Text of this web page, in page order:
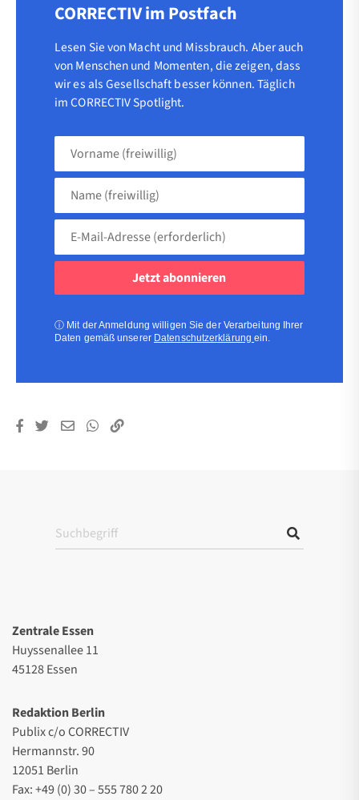
CORRECTIV im Postfach
Lesen Sie von Macht und Missbrauch. Aber auch
von Menschen und Momenten, die zeigen, dass
wir es als Gesellschaft besser können. Täglich
im CORRECTIV Spotlight.
Vorname
Name
(freiwillig)
Adresse
ⓘ Mit der Anmeldung willigen Sie der Verarbeitung Ihrer
Daten gemäß unserer Datenschutzerklärungein.
Zentrale Essen
Huyssenallee 11
45128 Essen
Redaktion Berlin
Publix c/o CORRECTIV
Hermannstr. 90
12051 Berlin
Fax: +49 (0) 30 – 555 780 2 20